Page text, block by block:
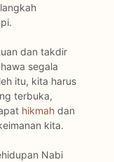
dan takdir
segala
itu, kita harus
terbuka,
hikmah dan
kita.
Nabi